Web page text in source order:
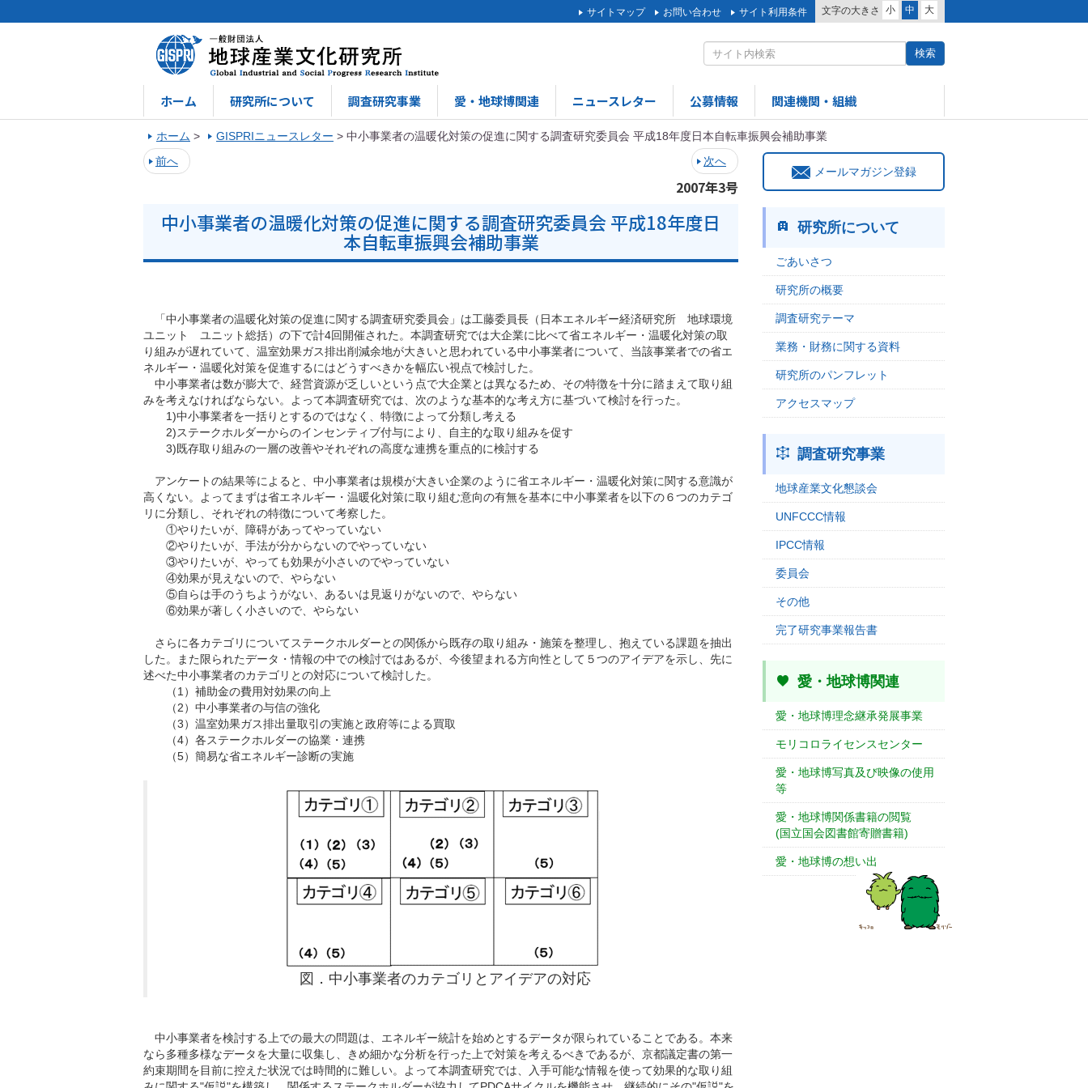
文字の大きさ 小 中 大
サイトマップ お問い合わせ サイト利用条件
ホーム 研究所について 調査研究事業 愛・地球博関連 ニュースレター 公募情報 関連機関・組織
ホーム > GISPRIニュースレター > 中小事業者の温暖化対策の促進に関する調査研究委員会 平成18年度日本自転車振興会補助事業
前へ
次へ
2007年3号
中小事業者の温暖化対策の促進に関する調査研究委員会 平成18年度日
本自転車振興会補助事業
「中小事業者の温暖化対策の促進に関する調査研究委員会」は工藤委員長（日本エネルギー経済研究所 地球環境
ユニット ユニット総括）の下で計4回開催された。本調査研究では大企業に比べて省エネルギー・温暖化対策の取
り組みが遅れていて、温室効果ガス排出削減余地が大きいと思われている中小事業者について、当該事業者での省エ
ネルギー・温暖化対策を促進するにはどうすべきかを幅広い視点で検討した。
中小事業者は数が膨大で、経営資源が乏しいという点で大企業とは異なるため、その特徴を十分に踏まえて取り組
みを考えなければならない。よって本調査研究では、次のような基本的な考え方に基づいて検討を行った。
1)中小事業者を一括りとするのではなく、特徴によって分類し考える
2)ステークホルダーからのインセンティブ付与により、自主的な取り組みを促す
3)既存取り組みの一層の改善やそれぞれの高度な連携を重点的に検討する
アンケートの結果等によると、中小事業者は規模が大きい企業のように省エネルギー・温暖化対策に関する意識が
高くない。よってまずは省エネルギー・温暖化対策に取り組む意向の有無を基本に中小事業者を以下の６つのカテゴ
リに分類し、それぞれの特徴について考察した。
①やりたいが、障碍があってやっていない
②やりたいが、手法が分からないのでやっていない
③やりたいが、やっても効果が小さいのでやっていない
④効果が見えないので、やらない
⑤自らは手のうちようがない、あるいは見返りがないので、やらない
⑥効果が著しく小さいので、やらない
さらに各カテゴリについてステークホルダーとの関係から既存の取り組み・施策を整理し、抱えている課題を抽出
した。また限られたデータ・情報の中での検討ではあるが、今後望まれる方向性として５つのアイデアを示し、先に
述べた中小事業者のカテゴリとの対応について検討した。
（1）補助金の費用対効果の向上
（2）中小事業者の与信の強化
（3）温室効果ガス排出量取引の実施と政府等による買取
（4）各ステークホルダーの協業・連携
（5）簡易な省エネルギー診断の実施
図．中小事業者のカテゴリとアイデアの対応
中小事業者を検討する上での最大の問題は、エネルギー統計を始めとするデータが限られていることである。本来
なら多種多様なデータを大量に収集し、きめ細かな分析を行った上で対策を考えるべきであるが、京都議定書の第一
約束期間を目前に控えた状況では時間的に難しい。よって本調査研究では、入手可能な情報を使って効果的な取り組
メールマガジン登録
研究所について
ごあいさつ
研究所の概要
調査研究テーマ
業務・財務に関する資料
研究所のパンフレット
アクセスマップ
調査研究事業
地球産業文化懇談会
UNFCCC情報
IPCC情報
委員会
その他
完了研究事業報告書
愛・地球博関連
愛・地球博理念継承発展事業
モリコロライセンスセンター
愛・地球博写真及び映像の使用
等
愛・地球博関係書籍の閲覧
(国立国会図書館寄贈書籍)
愛・地球博の想い出